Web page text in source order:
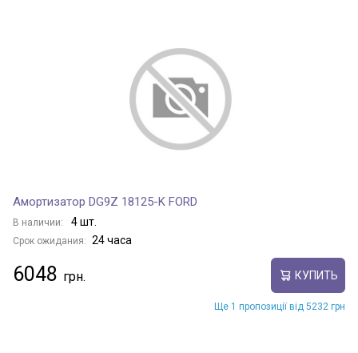
Амортизатор DG9Z 18125-K FORD
В наличии: 4 шт.
Срок ожидания: 24 часа
6048 КУПИТЬ
Ще 1 пропозиції від 5232 грн